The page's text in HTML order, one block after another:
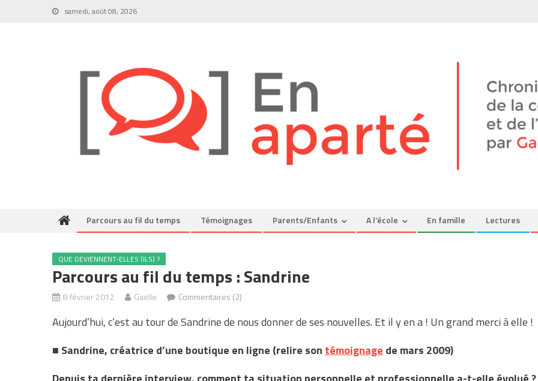
samedi, août 08, 2026
Parcours au fil du temps Témoignages Parents/Enfants A l’école En famille Lectures
QUE DEVIENNENT-ELLES (ILS) ?
Parcours au fil du temps : Sandrine
8 février 2012 Gaëlle Commentaires (2)
Aujourd’hui, c’est au tour de Sandrine de nous donner de ses nouvelles. Et il y en a ! Un grand merci à elle !
■ Sandrine, créatrice d’une boutique en ligne (relire son témoignage de mars 2009)